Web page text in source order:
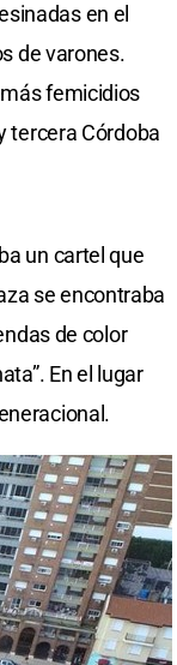
en el
de varones.
femicidios
tercera Córdoba
un cartel que
se encontraba
de color
En el lugar